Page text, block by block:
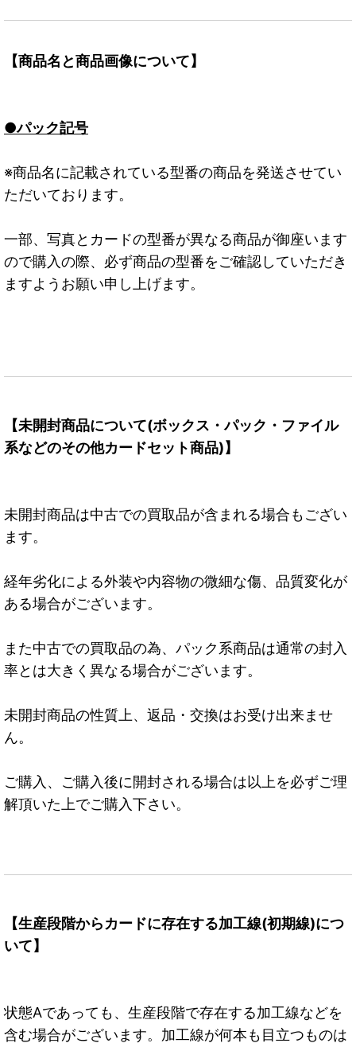
【商品名と商品画像について】
●パック記号
※商品名に記載されている型番の商品を発送させてい
ただいております。
一部、写真とカードの型番が異なる商品が御座います
ので購入の際、必ず商品の型番をご確認していただき
ますようお願い申し上げます。
【未開封商品について(ボックス・パック・ファイル
系などのその他カードセット商品)】
未開封商品は中古での買取品が含まれる場合もござい
ます。
経年劣化による外装や内容物の微細な傷、品質変化が
ある場合がございます。
また中古での買取品の為、パック系商品は通常の封入
率とは大きく異なる場合がございます。
未開封商品の性質上、返品・交換はお受け出来ませ
ん。
ご購入、ご購入後に開封される場合は以上を必ずご理
解頂いた上でご購入下さい。
【生産段階からカードに存在する加工線(初期線)につ
いて】
状態Aであっても、生産段階で存在する加工線などを
含む場合がございます。加工線が何本も目立つものは